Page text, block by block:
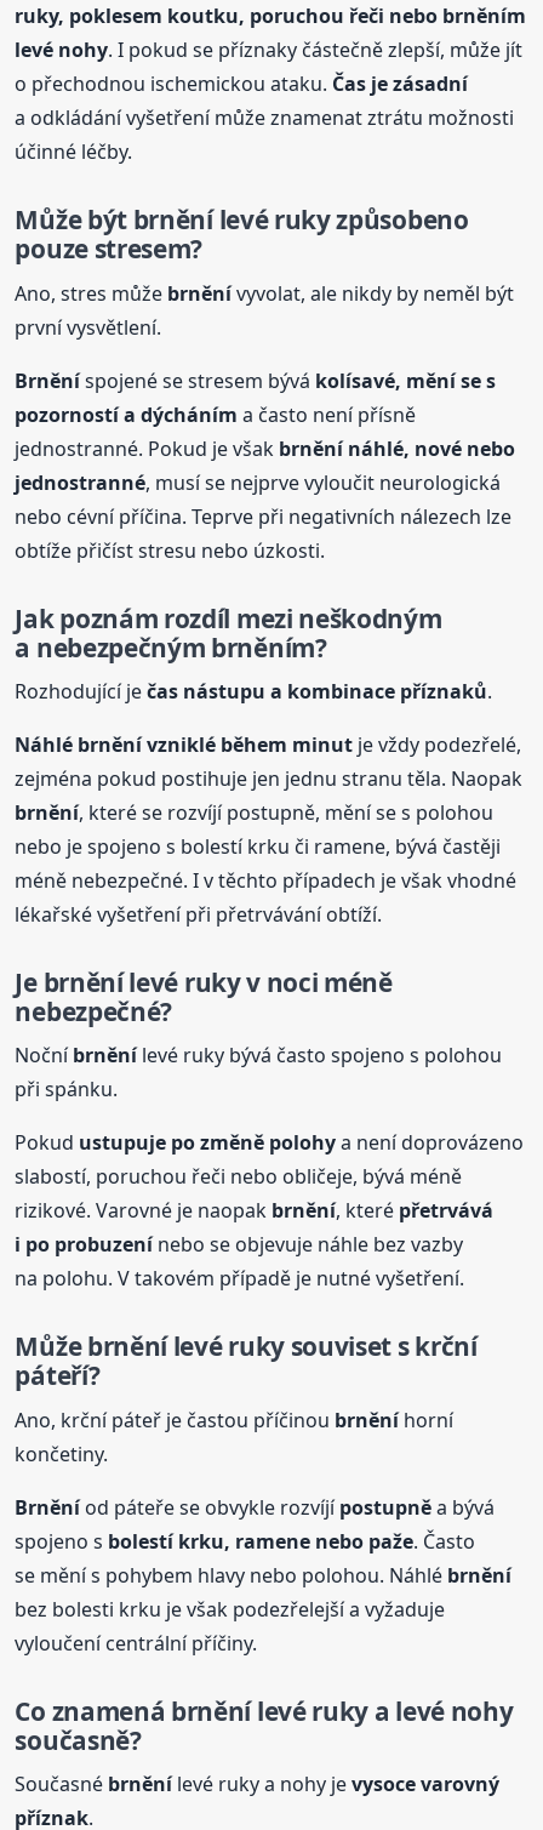
ruky, poklesem koutku, poruchou řeči nebo brněním
levé nohy. I pokud se příznaky částečně zlepší, může jít
o přechodnou ischemickou ataku. Čas je zásadní
a odkládání vyšetření může znamenat ztrátu možnosti
účinné léčby.
Může být brněnílevé ruky způsobeno
pouze stresem?
Ano, stres může brněnívyvolat, ale nikdy by neměl být
první vysvětlení.
Brněníspojené se stresem bývá kolísavé, mění se s
pozorností a dýcháním a často není přísně
jednostranné. Pokud je však brnění náhlé, nové nebo
jednostranné, musí se nejprve vyloučit neurologická
nebo cévní příčina. Teprve při negativních nálezech lze
obtíže přičíst stresu nebo úzkosti.
Jak poznám rozdíl mezi neškodným
a nebezpečným brněním?
Rozhodující ječas nástupu a kombinace příznaků.
Náhlé brněnívzniklé během minut je vždy podezřelé,
zejména pokud postihuje jen jednu stranu těla. Naopak
brnění, které se rozvíjí postupně, mění se s polohou
nebo je spojeno s bolestí krku či ramene, bývá častěji
méně nebezpečné. I v těchto případech je však vhodné
lékařské vyšetření při přetrvávání obtíží.
Je brněnílevé ruky v noci méně
nebezpečné?
Nočníbrněnílevé ruky bývá často spojeno s polohou
při spánku.
Pokud ustupuje po změně polohya není doprovázeno
slabostí, poruchou řeči nebo obličeje, bývá méně
rizikové. Varovné je naopak brnění, které přetrvává
i po probuzenínebo se objevuje náhle bez vazby
na polohu. V takovém případě je nutné vyšetření.
Můžebrněnílevé ruky souviset s krční
páteří?
Ano, krční páteř je častou příčinou brněníhorní
končetiny.
Brněníod páteře se obvykle rozvíjípostupněa bývá
spojeno s bolestí krku, ramene nebo paže. Často
se mění s pohybem hlavy nebo polohou. Náhlé brnění
bez bolesti krku je však podezřelejší a vyžaduje
vyloučení centrální příčiny.
Co znamená brněnílevé ruky a levé nohy
současně?
Současné brněnílevé ruky a nohy jevysoce varovný
příznak.